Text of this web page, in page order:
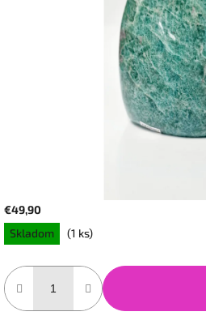
€49,90
Jednotková
cena:
Skladom (1 ks)